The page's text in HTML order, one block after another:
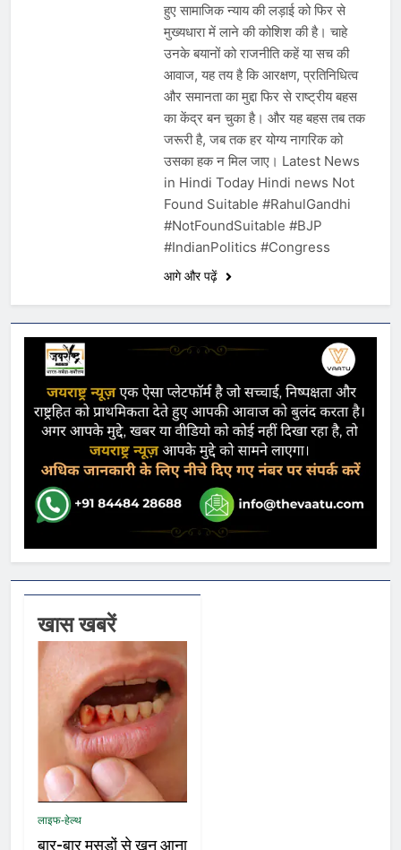
हुए सामाजिक न्याय की लड़ाई को फिर से
मुख्यधारा में लाने की कोशिश की है। चाहे
उनके बयानों को राजनीति कहें या सच की
आवाज, यह तय है कि आरक्षण, प्रतिनिधित्व
और समानता का मुद्दा फिर से राष्ट्रीय बहस
का केंद्र बन चुका है। और यह बहस तब तक
जरूरी है, जब तक हर योग्य नागरिक को
उसका हक न मिल जाए। Latest News
in Hindi Today Hindi news Not
Found Suitable #RahulGandhi
#NotFoundSuitable #BJP
#IndianPolitics #Congress
आगे और पढ़ें
खास खबरें
लाइफ-हेल्थ
बार-बार मसूड़ों से खून आना